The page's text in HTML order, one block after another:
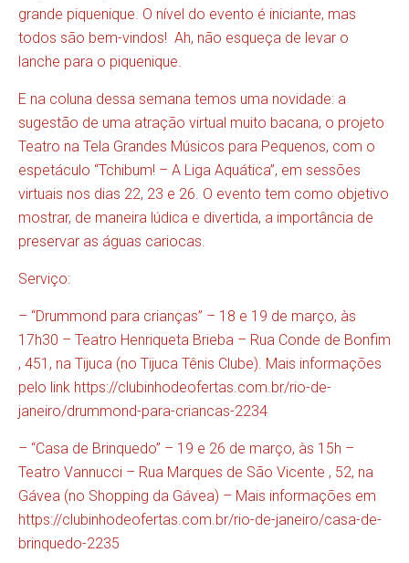
grande piquenique. O nível do evento é iniciante, mas
todos são bem-vindos! Ah, não esqueça de levar o
lanche para o piquenique.
E na coluna dessa semana temos uma novidade: a
sugestão de uma atração virtual muito bacana, o projeto
Teatro na Tela Grandes Músicos para Pequenos, com o
espetáculo “Tchibum! – A Liga Aquática”, em sessões
virtuais nos dias 22, 23 e 26. O evento tem como objetivo
mostrar, de maneira lúdica e divertida, a importância de
preservar as águas cariocas.
Serviço:
– “Drummond para crianças” – 18 e 19 de março, às
17h30 – Teatro Henriqueta Brieba – Rua Conde de Bonfim
, 451, na Tijuca (no Tijuca Tênis Clube). Mais informações
pelo link https://clubinhodeofertas.com.br/rio-de-
janeiro/drummond-para-criancas-2234
– “Casa de Brinquedo” – 19 e 26 de março, às 15h –
Teatro Vannucci – Rua Marques de São Vicente , 52, na
Gávea (no Shopping da Gávea) – Mais informações em
https://clubinhodeofertas.com.br/rio-de-janeiro/casa-de-
brinquedo-2235